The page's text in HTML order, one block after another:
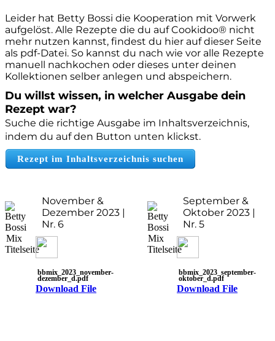
Leider hat Betty Bossi die Kooperation mit Vorwerk
aufgelöst. Alle Rezepte die du auf Cookidoo® nicht
mehr nutzen kannst, findest du hier auf dieser Seite
als pdf-Datei. So kannst du nach wie vor alle Rezepte
manuell nachkochen oder dieses unter deinen
Kollektionen selber anlegen und abspeichern.
Du willst wissen, in welcher Ausgabe dein
Rezept war?
Suche die richtige Ausgabe im Inhaltsverzeichnis,
indem du auf den Button unten klickst.​
Rezept im Inhaltsverzeichnis suchen
November &
Dezember 2023 |
Nr. 6
bbmix_2023_november-
dezember_d.pdf
Download File
September &
Oktober 2023 |
Nr. 5
bbmix_2023_september-
oktober_d.pdf
Download File